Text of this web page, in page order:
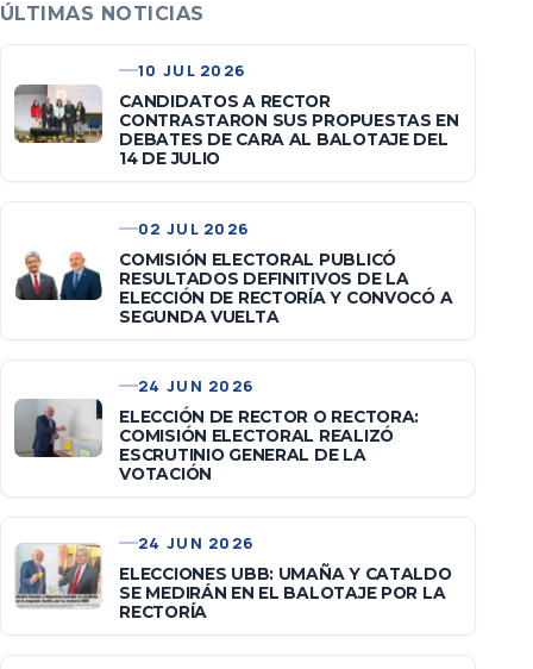
ÚLTIMAS NOTICIAS
10 JUL 2026
CANDIDATOS A RECTOR
CONTRASTARON SUS PROPUESTAS EN
DEBATES DE CARA AL BALOTAJE DEL
14 DE JULIO
02 JUL 2026
COMISIÓN ELECTORAL PUBLICÓ
RESULTADOS DEFINITIVOS DE LA
ELECCIÓN DE RECTORÍA Y CONVOCÓ A
SEGUNDA VUELTA
24 JUN 2026
ELECCIÓN DE RECTOR O RECTORA:
COMISIÓN ELECTORAL REALIZÓ
ESCRUTINIO GENERAL DE LA
VOTACIÓN
24 JUN 2026
ELECCIONES UBB: UMAÑA Y CATALDO
SE MEDIRÁN EN EL BALOTAJE POR LA
RECTORÍA